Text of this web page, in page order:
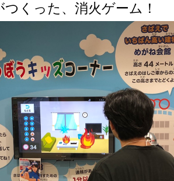
くった、消火ゲーム！